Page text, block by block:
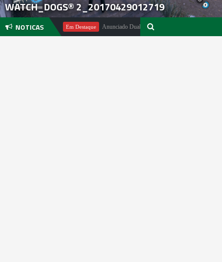
WATCH_DOGS® 2_20170429012719
NOTICAS
Pachter Em Destaque Anunciado DualSense The Last of Us Limited Edition